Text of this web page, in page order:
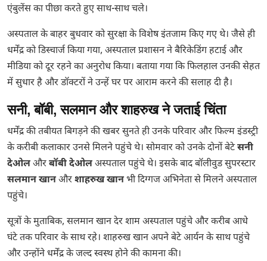
एंबुलेंस का पीछा करते हुए साथ-साथ चले।
अस्पताल के बाहर बुधवार को सुरक्षा के विशेष इंतजाम किए गए थे। जैसे ही
धर्मेंद्र को डिस्चार्ज किया गया, अस्पताल प्रशासन ने बैरिकेडिंग हटाई और
मीडिया को दूर रहने का अनुरोध किया। बताया गया कि फिलहाल उनकी सेहत
में सुधार है और डॉक्टरों ने उन्हें घर पर आराम करने की सलाह दी है।
सनी, बॉबी, सलमान और शाहरुख ने जताई चिंता
धर्मेंद्र की तबीयत बिगड़ने की खबर सुनते ही उनके परिवार और फिल्म इंडस्ट्री
के करीबी कलाकार उनसे मिलने पहुंचे थे। सोमवार को उनके दोनों बेटेसनी
देओलऔरबॉबी देओलअस्पताल पहुंचे थे। इसके बाद बॉलीवुड सुपरस्टार
सलमान खानऔरशाहरुख खानभी दिग्गज अभिनेता से मिलने अस्पताल
पहुंचे।
सूत्रों के मुताबिक, सलमान खान देर शाम अस्पताल पहुंचे और करीब आधे
घंटे तक परिवार के साथ रहे। शाहरुख खान अपने बेटे आर्यन के साथ पहुंचे
और उन्होंने धर्मेंद्र के जल्द स्वस्थ होने की कामना की।